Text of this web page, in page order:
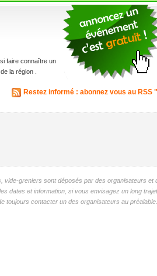
faire connaître un
la région .
Restez informé : abonnez vous au RSS
greniers sont déposés par des organisateurs et
dates et information, si vous envisagez un long trajet
toujours contacter un des organisateurs au préalable.